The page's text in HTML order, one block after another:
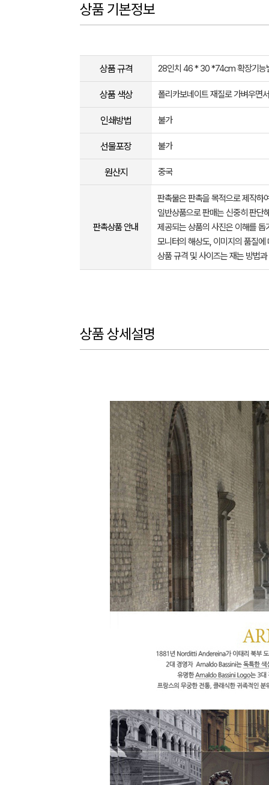
상품 기본정보
상품 규격 28인치 46 * 30 *74cm 확장기능
상품 색상 폴리카보네이트 재질로 가벼우면
인쇄방법 불가
선물포장 불가
원산지 중국
판촉상품 안내
판촉물은 판촉을 목적으로 제작하
일반상품으로 판매는 신중히 판단
제공되는 상품의 사진은 이해를
모니터의 해상도, 이미지의 품질
상품 규격 및 사이즈는 재는 방법
상품 상세설명